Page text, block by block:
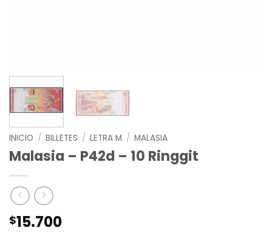
INICIO / BILLETES / LETRA M / MALASIA
Malasia – P42d – 10 Ringgit
$15.700